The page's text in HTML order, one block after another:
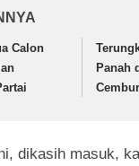
Calon
Panah
dikasih masuk,